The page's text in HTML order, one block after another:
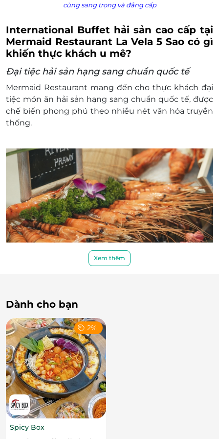
cùng sang trọng và đẳng cấp
International Buffet hải sản cao cấp tại
Mermaid Restaurant La Vela 5 Sao có gì
khiến thực khách u mê?
Đại tiệc hải sản hạng sang chuẩn quốc tế
Mermaid Restaurant mang đến cho thực khách đại
tiệc món ăn hải sản hạng sang chuẩn quốc tế, được
chế biến phong phú theo nhiều nét văn hóa truyền
thống.
Bộ sưu tập hải sản sang trọng và đẳng cấp
như nhập khẩu từ quốc tế: cua, vẹm, các loại ốc thay
đổi theo ngày và những loại món ăn hải sản rực rỡ
khác.
Xem thêm
Dành cho bạn
2%
Spicy Box